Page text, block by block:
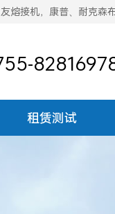
熔接机，康普、耐克森
租赁测试